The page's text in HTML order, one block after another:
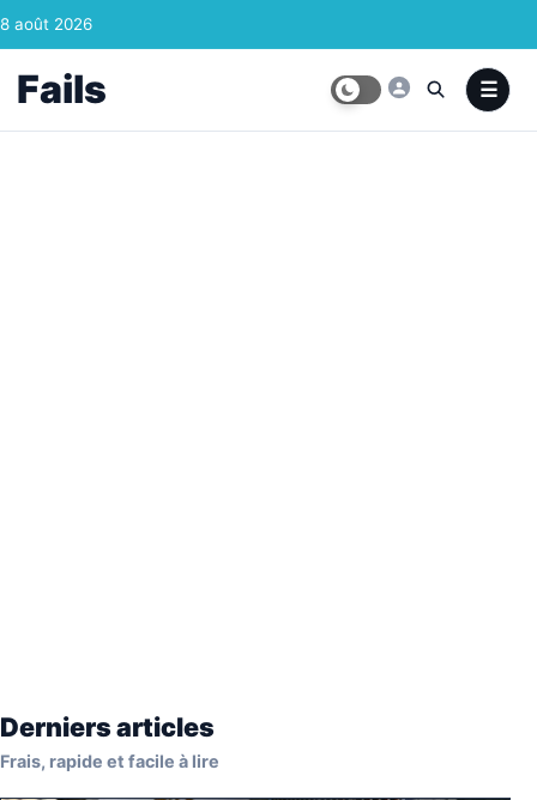
Skip to content
8 août 2026
Fails
Derniers articles
Frais, rapide et facile à lire